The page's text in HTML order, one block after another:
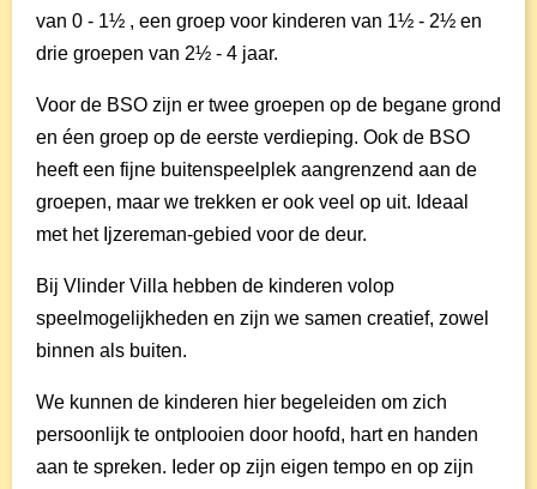
van 0 - 1½ , een groep voor kinderen van 1½ - 2½ en
drie groepen van 2½ - 4 jaar.
Voor de BSO zijn er twee groepen op de begane grond
en éen groep op de eerste verdieping. Ook de BSO
heeft een fijne buitenspeelplek aangrenzend aan de
groepen, maar we trekken er ook veel op uit. Ideaal
met het Ijzereman-gebied voor de deur.
Bij Vlinder Villa hebben de kinderen volop
speelmogelijkheden en zijn we samen creatief, zowel
binnen als buiten.
We kunnen de kinderen hier begeleiden om zich
persoonlijk te ontplooien door hoofd, hart en handen
aan te spreken. Ieder op zijn eigen tempo en op zijn